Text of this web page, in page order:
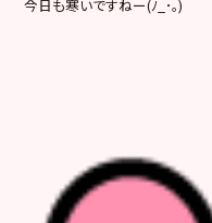
今日も寒いですねー(ﾉ_･｡)